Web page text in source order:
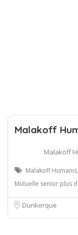
Malakoff
Malakoff
Malakoff
Mutuelle senior plus
Dunkerque